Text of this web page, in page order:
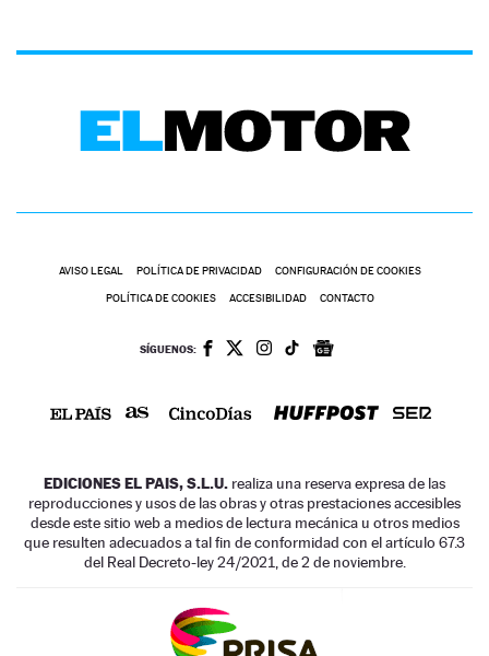
AVISO LEGAL POLÍTICA DE PRIVACIDAD CONFIGURACIÓN DE COOKIES
POLÍTICA DE COOKIES ACCESIBILIDAD CONTACTO
SÍGUENOS:
EDICIONES EL PAIS, S.L.U. realiza una reserva expresa de las
reproducciones y usos de las obras y otras prestaciones accesibles
desde este sitio web a medios de lectura mecánica u otros medios
que resulten adecuados a tal fin de conformidad con el artículo 67.3
del Real Decreto-ley 24/2021, de 2 de noviembre.